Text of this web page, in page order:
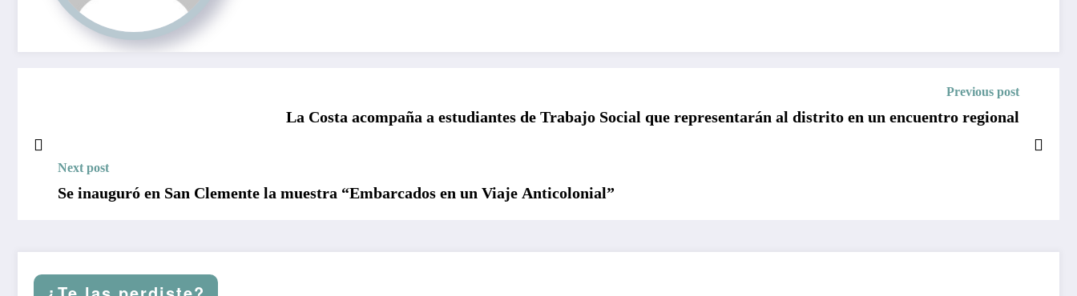
Previous post
La Costa acompaña a estudiantes de Trabajo Social que representarán al distrito en un encuentro regional
Next post
Se inauguró en San Clemente la muestra “Embarcados en un Viaje Anticolonial”